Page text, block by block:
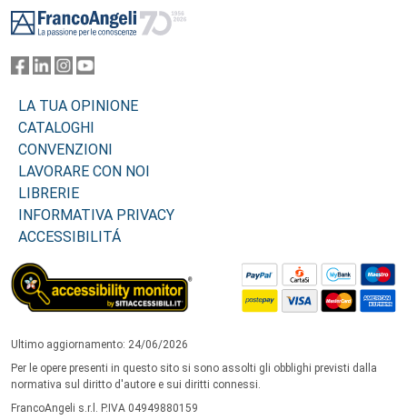
LA TUA OPINIONE
CATALOGHI
CONVENZIONI
LAVORARE CON NOI
LIBRERIE
INFORMATIVA PRIVACY
ACCESSIBILITÁ
Ultimo aggiornamento: 24/06/2026
Per le opere presenti in questo sito si sono assolti gli obblighi previsti dalla
normativa sul diritto d'autore e sui diritti connessi.
FrancoAngeli s.r.l. P.IVA 04949880159